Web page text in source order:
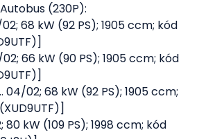
Autobus (230P):
68 kW (92 PS); 1905 ccm; kód
66 kW (90 PS); 1905 ccm; kód
04/02; 68 kW (92 PS); 1905 ccm;
kW (109 PS); 1998 ccm; kód